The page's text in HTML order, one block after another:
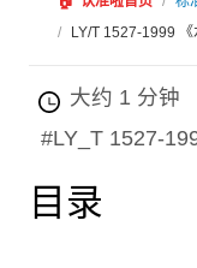
/
LY/T 1527-1999
大约 1 分钟
#LY_T 1527-
目录